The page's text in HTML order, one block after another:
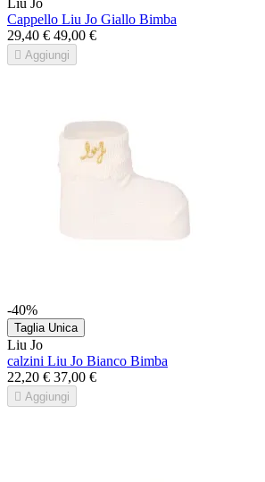
Cappello Liu Jo Giallo Bimba
29,40 € 49,00 €
 Aggiungi
-40%
Taglia Unica
Liu Jo
calzini Liu Jo Bianco Bimba
22,20 € 37,00 €
 Aggiungi